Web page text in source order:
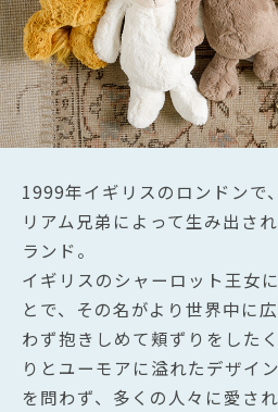
1999年イギリスのロンドンで
リアム兄弟によって生み出さ
ランド。
イギリスのシャーロット王女
とで、その名がより世界中に
わず抱きしめて頬ずりをした
りとユーモアに溢れたデザイ
を問わず、多くの人々に愛さ